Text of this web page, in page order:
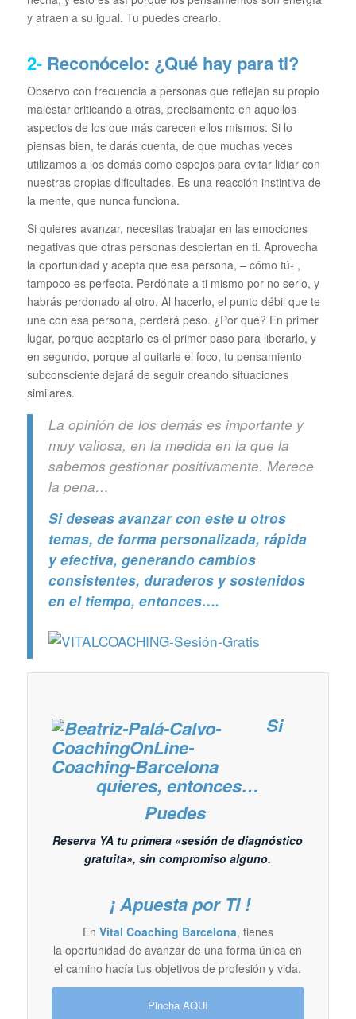
y atraen a su igual. Tu puedes crearlo.
2-Reconócelo: ¿Qué hay para ti?
Observo con frecuencia a personas que reflejan su propio
malestar criticando a otras, precisamente en aquellos
aspectos de los que más carecen ellos mismos. Si lo
piensas bien, te darás cuenta, de que muchas veces
utilizamos a los demás como espejos para evitar lidiar con
nuestras propias dificultades. Es una reacción instintiva de
la mente, que nunca funciona.
Si quieres avanzar, necesitas trabajar en las emociones
negativas que otras personas despiertan en ti. Aprovecha
la oportunidad y acepta que esa persona, – cómo tú- ,
tampoco es perfecta. Perdónate a ti mismo por no serlo, y
habrás perdonado al otro. Al hacerlo, el punto débil que te
une con esa persona, perderá peso. ¿Por qué? En primer
lugar, porque aceptarlo es el primer paso para liberarlo, y
en segundo, porque al quitarle el foco, tu pensamiento
subconsciente dejará de seguir creando situaciones
similares.
La opinión de los demás es importante y
muy valiosa, en la medida en la que la
sabemos gestionar positivamente. Merece
la pena…
Si deseas avanzar con este u otros
temas, de forma personalizada, rápida
y efectiva, generando cambios
consistentes, duraderos y sostenidos
en el tiempo, entonces….
Si
quieres, entonces…
Puedes
Reserva YA tu primera «sesión de diagnóstico
gratuita», sin compromiso alguno.
¡ Apuesta por TI !
En Vital Coaching Barcelona, tienes
la oportunidad de avanzar de una forma única en
el camino hacía tus objetivos de profesión y vida.
Pincha AQUI